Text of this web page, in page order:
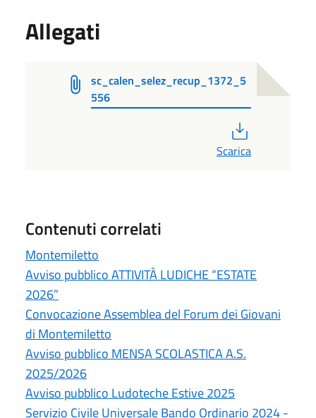
Allegati
sc_calen_selez_recup_1372_5
556
Scarica
Contenuti correlati
Montemiletto
Avviso pubblico ATTIVITÀ LUDICHE “ESTATE
2026”
Convocazione Assemblea del Forum dei Giovani
di Montemiletto
Avviso pubblico MENSA SCOLASTICA A.S.
2025/2026
Avviso pubblico Ludoteche Estive 2025
Servizio Civile Universale Bando Ordinario 2024 -